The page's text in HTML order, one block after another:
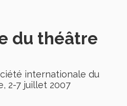
du théâtre
internationale du
2-7 juillet 2007